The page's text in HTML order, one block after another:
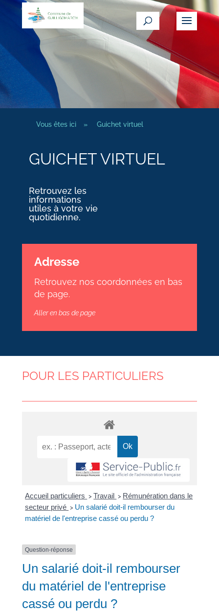
Vous êtes ici » Guichet virtuel
GUICHET VIRTUEL
Retrouvez les
informations
utiles à votre vie
quotidienne.
Adresse
Retrouvez nos coordonnées en bas
de page.
Aller en bas de page
POUR LES PARTICULIERS
Accueil particuliers > Travail > Rémunération dans le
secteur privé > Un salarié doit-il rembourser du
matériel de l'entreprise cassé ou perdu ?
Question-réponse
Un salarié doit-il rembourser
du matériel de l'entreprise
cassé ou perdu ?